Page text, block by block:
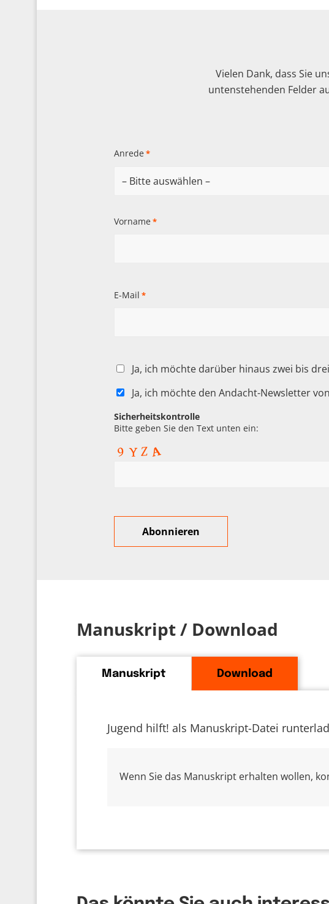
Vielen Dank, dass Sie
untenstehenden Felder
Anrede *
Vorname *
E-Mail *
Ja, ich möchte darüber hinaus zwei bis
Ja, ich möchte den Andacht-Newsletter
Sicherheitskontrolle
Bitte geben Sie den Text unten ein:
Manuskript / Download
Manuskript Download
Jugend hilft! als Manuskript-Datei
Wenn Sie das Manuskript erhalten wollen,